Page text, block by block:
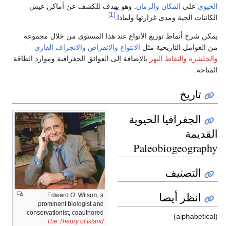
الحيوي على المكان والزمان . وهو يهدف للكشف عن أماكن عيش
الكائنات الحية ومدى غزارتها ولماذا. [1]
يمكن شرح أنماط توزيع الأنواع عند هذا المستوى من خلال مجموعة
من العوامل التاريخية مثل الانتواع والانقراض والانجراف القاري
والجلشرة والتقاط النهر بالإضافة إلى العوائق الجغرافية وموارد الطاقة
المتاحة.
تاريخ
Edward O. Wilson, a
prominent biologist and
conservationist, coauthored
The Theory of Island
الجغرافيا الحيوية
القديمة
Paleobiogeography
التصنيف
انظر أيضا
(alphabetical)